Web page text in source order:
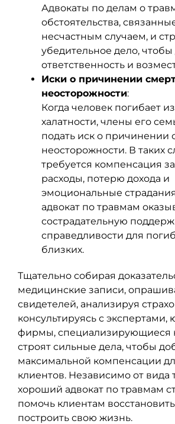
Адвокаты по делам о
обстоятельства,
несчастным случаем, и
убедительное дело, чтобы
ответственность и
Иски о причинении
неосторожности:
Когда человек погибает
халатности, члены его
подать иск о причинении
неосторожности. В таких
требуется компенсация
расходы, потерю дохода и
эмоциональные
адвокат по травмам
сострадательную
справедливости для
близких.
Тщательно собирая
медицинские записи,
свидетелей, анализируя
консультируясь с экспертами,
фирмы, специализирующиеся
строят сильные дела, чтобы
максимальной компенсации
клиентов. Независимо от вида
хороший адвокат по травмам
помочь клиентам
построить свою жизнь.